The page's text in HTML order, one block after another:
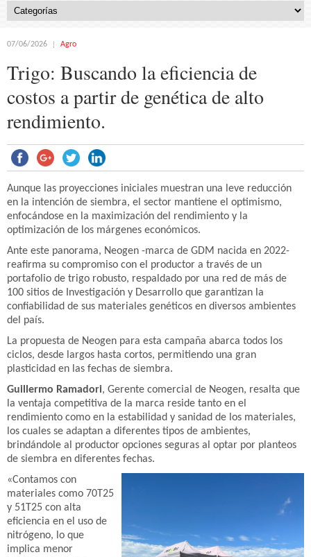
07/06/2026 Agro
Trigo: Buscando la eficiencia de
costos a partir de genética de alto
rendimiento.
Aunque las proyecciones iniciales muestran una leve reducción
en la intención de siembra, el sector mantiene el optimismo,
enfocándose en la maximización del rendimiento y la
optimización de los márgenes económicos.
Ante este panorama, Neogen -marca de GDM nacida en 2022-
reafirma su compromiso con el productor a través de un
portafolio de trigo robusto, respaldado por una red de más de
100 sitios de Investigación y Desarrollo que garantizan la
confiabilidad de sus materiales genéticos en diversos ambientes
del país.
La propuesta de Neogen para esta campaña abarca todos los
ciclos, desde largos hasta cortos, permitiendo una gran
plasticidad en las fechas de siembra.
Guillermo Ramadori, Gerente comercial de Neogen, resalta que
la ventaja competitiva de la marca reside tanto en el
rendimiento como en la estabilidad y sanidad de los materiales,
los cuales se adaptan a diferentes tipos de ambientes,
brindándole al productor opciones seguras al optar por planteos
de siembra en diferentes fechas.
«Contamos con
materiales como 70T25
y 51T25 con alta
eficiencia en el uso de
nitrógeno, lo que
implica menor